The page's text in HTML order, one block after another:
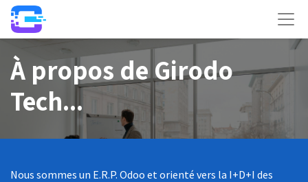
À propos de Girodo
Tech...
Nous sommes un E.R.P. Odoo et orienté vers la I+D+I des